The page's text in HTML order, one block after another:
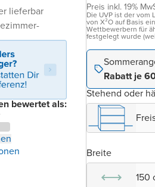
lieferbar
bewertet als:
Preis inkl. 19%
Die UVP ist der vom
von X²O auf Basis
Wettbewerbern für
festgelegt wurde
Rabatt je
Stehend oder
Breite
150